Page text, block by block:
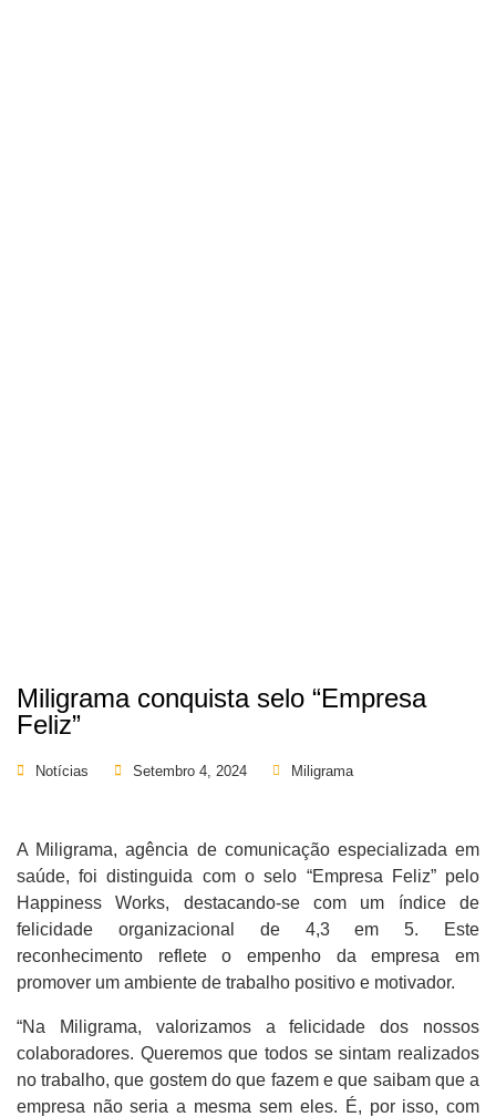
Miligrama conquista selo “Empresa
Feliz”
Notícias Setembro 4, 2024 Miligrama
A Miligrama, agência de comunicação especializada em
saúde, foi distinguida com o selo “Empresa Feliz” pelo
Happiness Works, destacando-se com um índice de
felicidade organizacional de 4,3 em 5. Este
reconhecimento reflete o empenho da empresa em
promover um ambiente de trabalho positivo e motivador.
“Na Miligrama, valorizamos a felicidade dos nossos
colaboradores. Queremos que todos se sintam realizados
no trabalho, que gostem do que fazem e que saibam que a
empresa não seria a mesma sem eles. É, por isso, com